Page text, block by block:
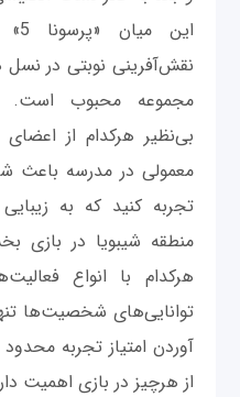
نقش‌آفرینی نوبتی در
مجموعه محبوب است.
بی‌نظیر هرکدام از
معمولی در مدرسه باعث
تجربه کنید که به
منطقه شیبویا در بازی
هرکدام با انواع
توانایی‌های شخصیت‌ها
آوردن امتیاز تجربه
از هرچیز در بازی